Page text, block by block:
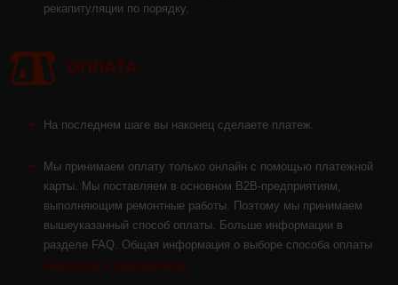
рекапитуляции по порядку.
ОПЛАТА
На последнем шаге вы наконец сделаете платеж.
Мы принимаем оплату только онлайн с помощью платежной
карты. Мы поставляем в основном B2B-предприятиям,
выполняющим ремонтные работы. Поэтому мы принимаем
вышеуказанный способ оплаты. Больше информации в
разделе FAQ. Общая информация о выборе способа оплаты
находится в этом разделе.